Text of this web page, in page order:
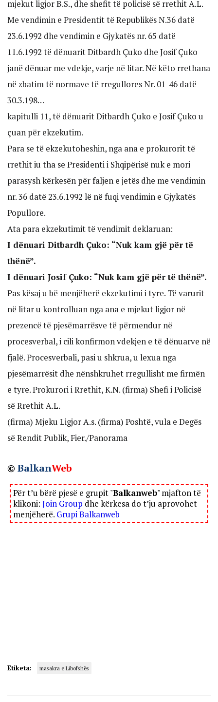
mjekut ligjor B.S., dhe shefit të policisë së rrethit A.L.
Me vendimin e Presidentit të Republikës N.36 datë
23.6.1992 dhe vendimin e Gjykatës nr. 65 datë
11.6.1992 të dënuarit Ditbardh Çuko dhe Josif Çuko
janë dënuar me vdekje, varje në litar. Në këto rrethana
në zbatim të normave të rregullores Nr. 01-46 datë
30.3.198…
kapitulli 11, të dënuarit Ditbardh Çuko e Josif Çuko u
çuan për ekzekutim.
Para se të ekzekutoheshin, nga ana e prokurorit të
rrethit iu tha se Presidenti i Shqipërisë nuk e mori
parasysh kërkesën për faljen e jetës dhe me vendimin
nr. 36 datë 23.6.1992 lë në fuqi vendimin e Gjykatës
Popullore.
Ata para ekzekutimit të vendimit deklaruan:
I dënuari Ditbardh Çuko: “Nuk kam gjë për të
thënë”.
I dënuari Josif Çuko: “Nuk kam gjë për të thënë”.
Pas kësaj u bë menjëherë ekzekutimi i tyre. Të varurit
në litar u kontrolluan nga ana e mjekut ligjor në
prezencë të pjesëmarrësve të përmendur në
procesverbal, i cili konfirmon vdekjen e të dënuarve në
fjalë. Procesverbali, pasi u shkrua, u lexua nga
pjesëmarrësit dhe nënshkruhet rregullisht me firmën
e tyre. Prokurori i Rrethit, K.N. (firma) Shefi i Policisë
së Rrethit A.L.
(firma) Mjeku Ligjor A.s. (firma) Poshtë, vula e Degës
së Rendit Publik, Fier./Panorama
© BalkanWeb
Për t’u bërë pjesë e grupit "Balkanweb" mjafton të
klikoni: Join Group dhe kërkesa do t’ju aprovohet
menjëherë. Grupi Balkanweb
Etiketa: masakra e Libofshës